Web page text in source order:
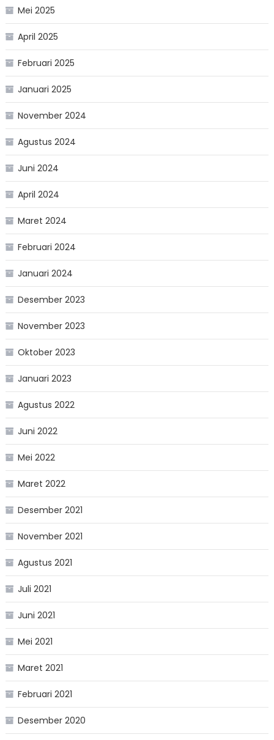
Mei 2025
April 2025
Februari 2025
Januari 2025
November 2024
Agustus 2024
Juni 2024
April 2024
Maret 2024
Februari 2024
Januari 2024
Desember 2023
November 2023
Oktober 2023
Januari 2023
Agustus 2022
Juni 2022
Mei 2022
Maret 2022
Desember 2021
November 2021
Agustus 2021
Juli 2021
Juni 2021
Mei 2021
Maret 2021
Februari 2021
Desember 2020